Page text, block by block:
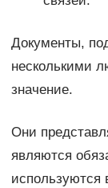
Документы,
несколькими
значение.
Они
являются
используются